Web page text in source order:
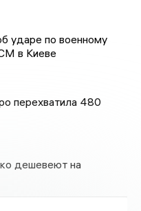
ударе по военному
в Киеве
перехватила 480
дешевеют на